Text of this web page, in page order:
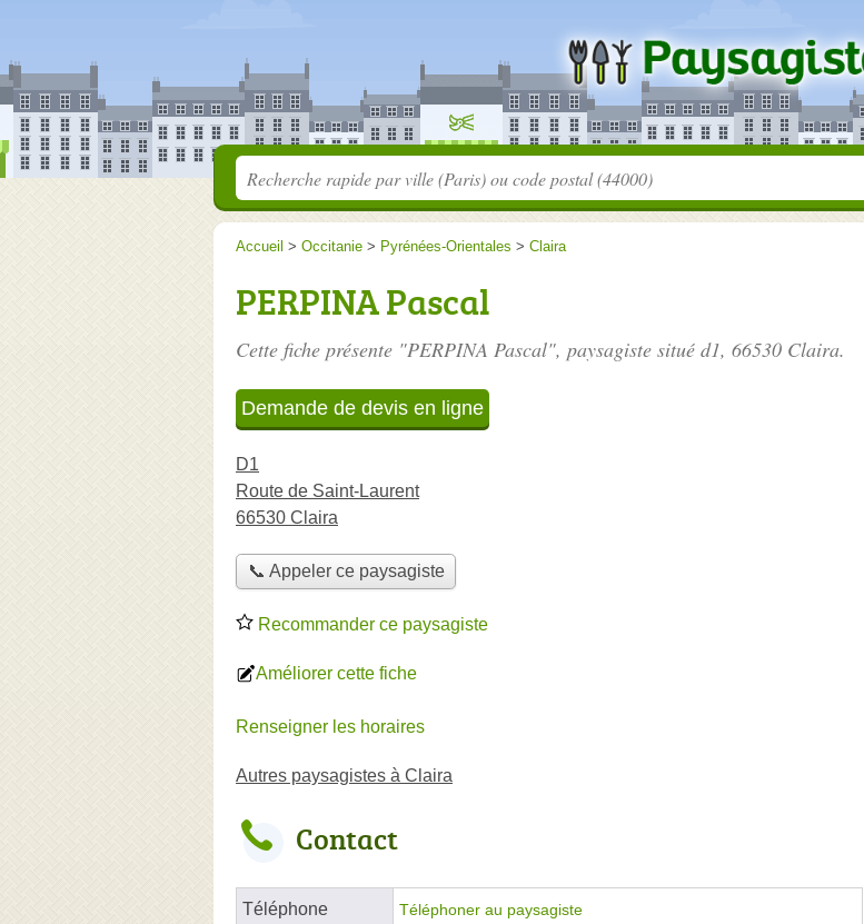
Accueil > Occitanie > Pyrénées-Orientales > Claira
PERPINA Pascal
Cette fiche présente "PERPINA Pascal", paysagiste situé d1, 66530 Claira.
Demande de devis en ligne
D1
Route de Saint-Laurent
66530 Claira
📞 Appeler ce paysagiste
Recommander ce paysagiste
Améliorer cette fiche
Renseigner les horaires
Autres paysagistes à Claira
Contact
Téléphone Téléphoner au paysagiste